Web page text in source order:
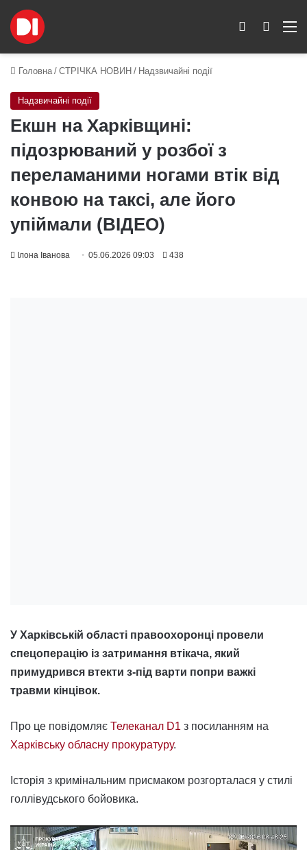
Пошук
Switch skin
Головна / СТРІЧКА НОВИН / Надзвичайні події
Надзвичайні події
Екшн на Харківщині:
підозрюваний у розбої з
переламаними ногами втік від
конвою на таксі, але його
упіймали (ВІДЕО)
Ілона Іванова 05.06.2026 09:03 438
У Харківській області правоохоронці провели
спецоперацію із затримання втікача, який
примудрився втекти з-під варти попри важкі
травми кінцівок.
Про це повідомляє Телеканал D1 з посиланням на
Харківську обласну прокуратуру.
Історія з кримінальним присмаком розгорталася у стилі
голлівудського бойовика.
Відеопрогравач